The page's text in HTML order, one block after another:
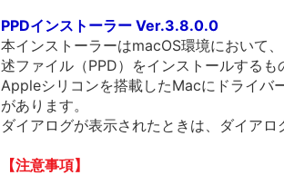
PPDインストーラー Ver.3.8.0.0
本インストーラーはmacOS環境において
述ファイル（PPD）をインストールするも
Appleシリコンを搭載したMacにドライバ
があります。
ダイアログが表示されたときは、ダイア
【注意事項】